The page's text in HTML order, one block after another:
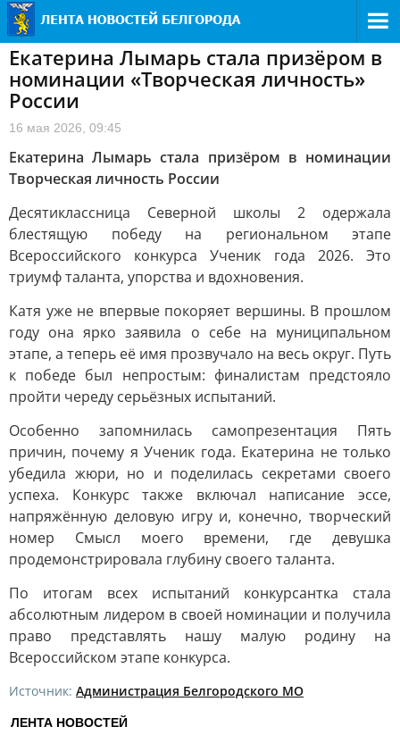
Екатерина Лымарь стала призёром в
номинации «Творческая личность»
России
16 мая 2026, 09:45
Екатерина Лымарь стала призёром в номинации
Творческая личность России
Десятиклассница Северной школы 2 одержала
блестящую победу на региональном этапе
Всероссийского конкурса Ученик года 2026. Это
триумф таланта, упорства и вдохновения.
Катя уже не впервые покоряет вершины. В прошлом
году она ярко заявила о себе на муниципальном
этапе, а теперь её имя прозвучало на весь округ. Путь
к победе был непростым: финалистам предстояло
пройти череду серьёзных испытаний.
Особенно запомнилась самопрезентация Пять
причин, почему я Ученик года. Екатерина не только
убедила жюри, но и поделилась секретами своего
успеха. Конкурс также включал написание эссе,
напряжённую деловую игру и, конечно, творческий
номер Смысл моего времени, где девушка
продемонстрировала глубину своего таланта.
По итогам всех испытаний конкурсантка стала
абсолютным лидером в своей номинации и получила
право представлять нашу малую родину на
Всероссийском этапе конкурса.
Источник: Администрация Белгородского МО
ЛЕНТА НОВОСТЕЙ